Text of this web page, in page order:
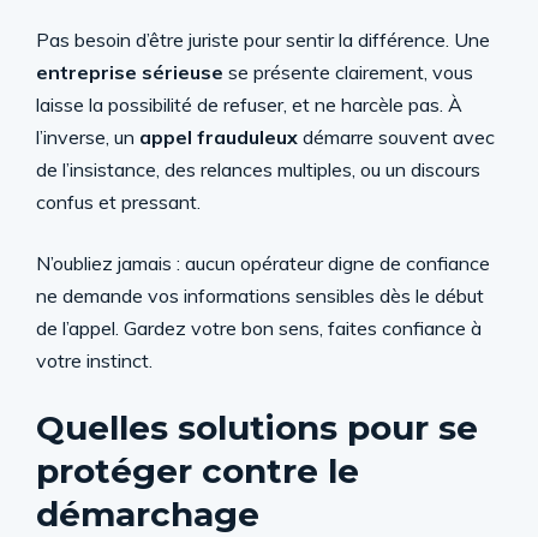
Pas besoin d’être juriste pour sentir la différence. Une
entreprise sérieuse se présente clairement, vous
laisse la possibilité de refuser, et ne harcèle pas. À
l’inverse, un appel frauduleux démarre souvent avec
de l’insistance, des relances multiples, ou un discours
confus et pressant.
N’oubliez jamais : aucun opérateur digne de confiance
ne demande vos informations sensibles dès le début
de l’appel. Gardez votre bon sens, faites confiance à
votre instinct.
Quelles solutions pour se
protéger contre le
démarchage